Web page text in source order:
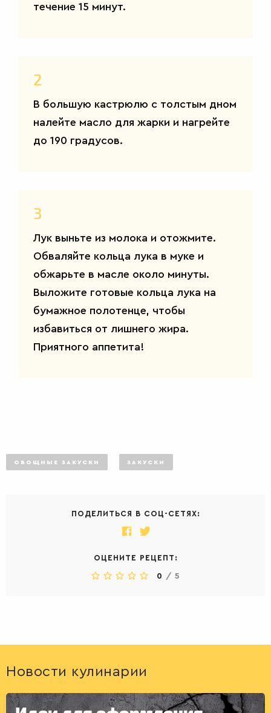
течение 15 минут.
2
В большую кастрюлю с толстым дном
налейте масло для жарки и нагрейте
до 190 градусов.
3
Лук выньте из молока и отожмите.
Обваляйте кольца лука в муке и
обжарьте в масле около минуты.
Выложите готовые кольца лука на
бумажное полотенце, чтобы
избавиться от лишнего жира.
Приятного аппетита!
ОВОЩНЫЕ ЗАКУСКИ ЗАКУСКИ
ПОДЕЛИТЬСЯ В СОЦ-СЕТЯХ:
ОЦЕНИТЕ РЕЦЕПТ:
0 / 5
Новости кулинарии